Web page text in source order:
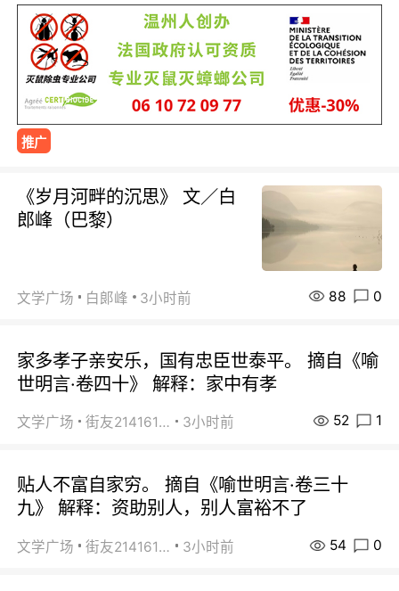
推广
《岁月河畔的沉思》 文／白
郎峰（巴黎）
文学广场 白郞峰 3小时前 88 0
家多孝子亲安乐，国有忠臣世泰平。 摘自《喻
世明言·卷四十》 解释：家中有孝
文学广场 街友21416156 3小时前 52 1
贴人不富自家穷。 摘自《喻世明言·卷三十
九》 解释：资助别人，别人富裕不了
文学广场 街友21416156 3小时前 54 0